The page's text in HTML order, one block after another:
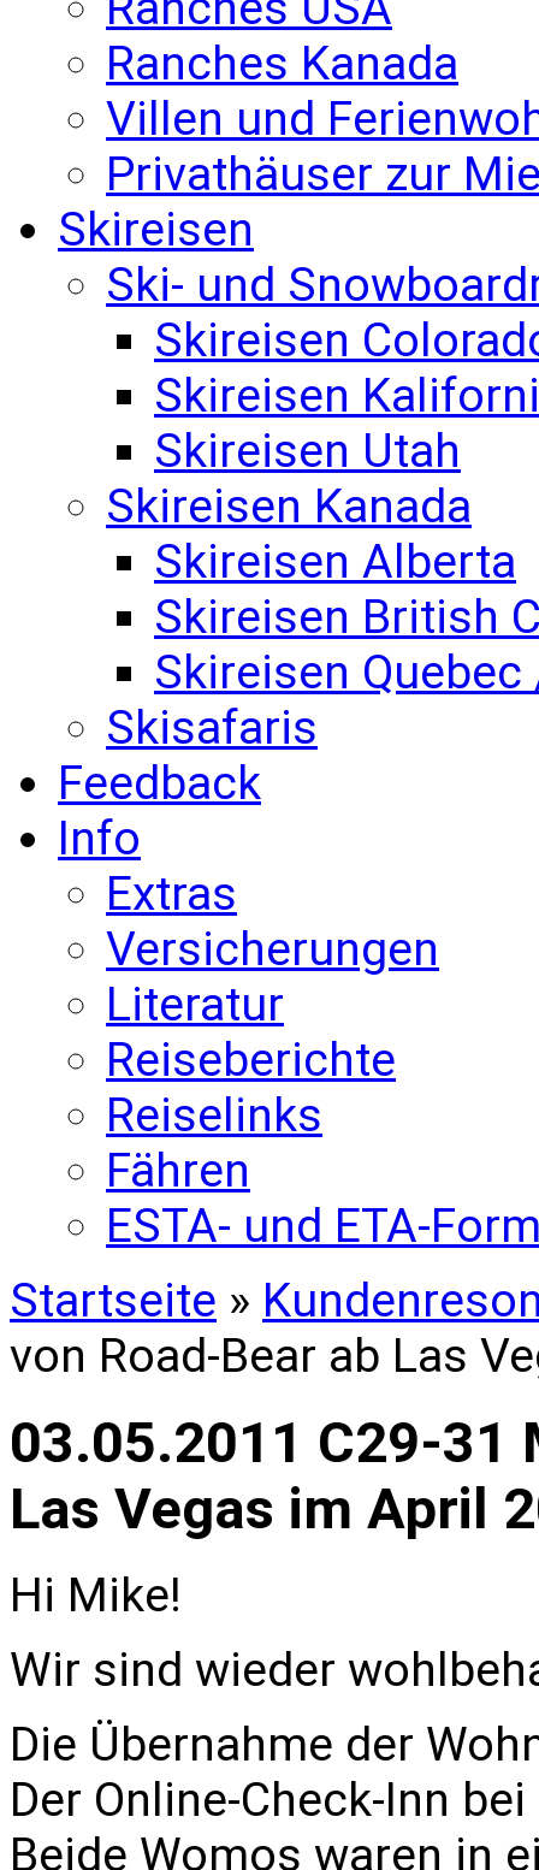
Ranches Kanada
Villen und
Privathäuser zur
Skireisen
Ski- und
Skireisen
Skireisen
Skireisen Utah
Skireisen Kanada
Skireisen Alberta
Skireisen British
Skireisen
Skisafaris
Feedback
Info
Extras
Versicherungen
Literatur
Reiseberichte
Reiselinks
Fähren
ESTA- und ETA-
Startseite »
von Road-Bear ab Las
03.05.2011 C29-31
Las Vegas im April
Hi Mike!
Wir sind wieder
Die Übernahme der
Der Online-Check-Inn
Beide Womos waren in